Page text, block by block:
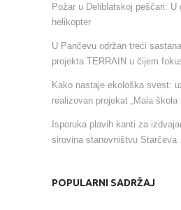
Požar u Deliblatskoj peščari: U
helikopter
U Pančevu održan treći
projekta TERRAIN u čijem
Kako nastaje ekološka svest:
realizovan projekat „Mala škola
Isporuka plavih kanti za
sirovina stanovništvu Starčeva
POPULARNI SADRŽAJ